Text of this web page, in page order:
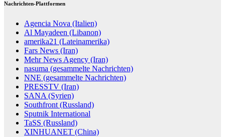
Nachrichten-Plattformen
Agencia Nova (Italien)
Al Mayadeen (Libanon)
amerika21 (Lateinamerika)
Fars News (Iran)
Mehr News Agency (Iran)
nasuma (gesammelte Nachrichten)
NNE (gesammelte Nachrichten)
PRESSTV (Iran)
SANA (Syrien)
Southfront (Russland)
Sputnik International
TaSS (Russland)
XINHUANET (China)